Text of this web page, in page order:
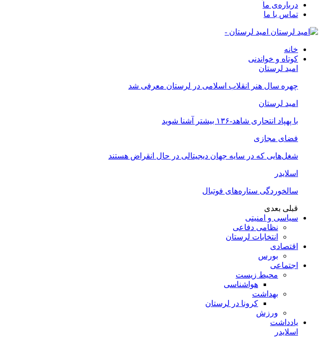
درباره‌ی ما
تماس با ما
امید لرستان -
خانه
کوتاه و خواندنی
امید لرستان
چهره سال هنر انقلاب اسلامی در لرستان معرفی شد
امید لرستان
با پهپاد انتحاری شاهد-۱۳۶ بیشتر آشنا شوید
فضای مجازی
شغل‌‌هایی که در سایه جهان دیجیتالی در حال انقراض هستند
اسلایدر
سالخوردگی ستاره‌های فوتبال
قبلی بعدی
سیاسی و امنیتی
نظامی دفاعی
انتخابات لرستان
اقتصادی
بورس
اجتماعی
محیط زیست
هواشناسی
بهداشت
کرونا در لرستان
ورزش
یادداشت
اسلایدر